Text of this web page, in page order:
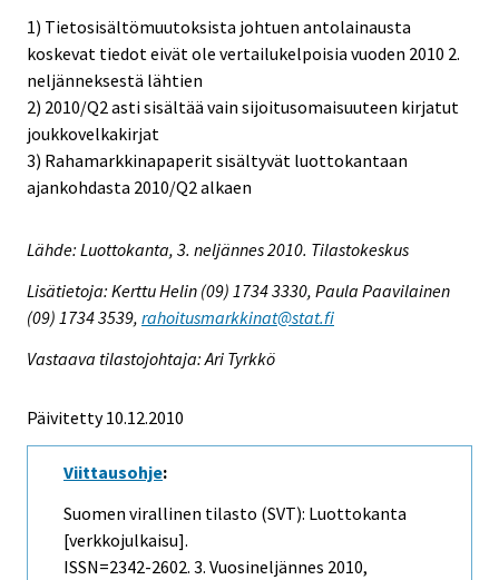
1) Tietosisältömuutoksista johtuen antolainausta
koskevat tiedot eivät ole vertailukelpoisia vuoden 2010 2.
neljänneksestä lähtien
2) 2010/Q2 asti sisältää vain sijoitusomaisuuteen kirjatut
joukkovelkakirjat
3) Rahamarkkinapaperit sisältyvät luottokantaan
ajankohdasta 2010/Q2 alkaen
Lähde: Luottokanta, 3. neljännes 2010. Tilastokeskus
Lisätietoja: Kerttu Helin (09) 1734 3330, Paula Paavilainen
(09) 1734 3539, rahoitusmarkkinat@stat.fi
Vastaava tilastojohtaja: Ari Tyrkkö
Päivitetty 10.12.2010
Viittausohje:
Suomen virallinen tilasto (SVT): Luottokanta
[verkkojulkaisu].
ISSN=2342-2602. 3. Vuosineljännes 2010,